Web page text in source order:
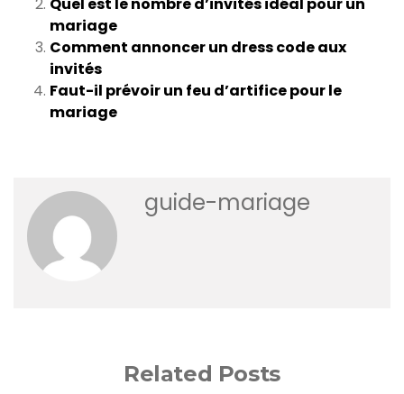
Quel est le nombre d’invités idéal pour un
mariage
Comment annoncer un dress code aux
invités
Faut-il prévoir un feu d’artifice pour le
mariage
guide-mariage
Related Posts